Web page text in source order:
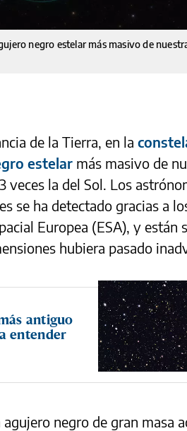
negro estelar más masivo de
de la Tierra, en la
estelar más masivo de
veces la del Sol. Los
se ha detectado gracias a
Europea (ESA), y están
hubiera pasado
antiguo
entender
negro de gran masa